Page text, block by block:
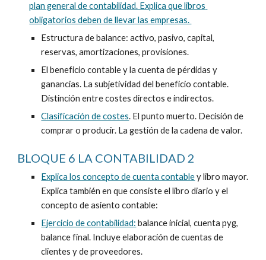
plan general de contabilidad. Explica que libros
obligatorios deben de llevar las empresas.
Estructura de balance: activo, pasivo, capital,
reservas, amortizaciones, provisiones.
El beneficio contable y la cuenta de pérdidas y
ganancias. La subjetividad del beneficio contable.
Distinción entre costes directos e indirectos.
Clasificación de costes. El punto muerto. Decisión de
comprar o producir. La gestión de la cadena de valor.
BLOQUE 6 LA CONTABILIDAD 2
Explica los concepto de cuenta contable y libro mayor.
Explica también en que consiste el libro diario y el
concepto de asiento contable:
Ejercicio de contabilidad: balance inicial, cuenta pyg,
balance final. Incluye elaboración de cuentas de
clientes y de proveedores.